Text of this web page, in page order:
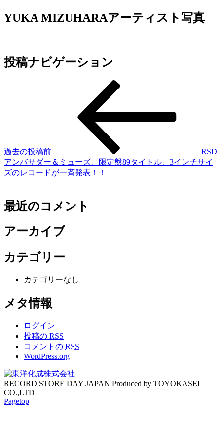
YUKA MIZUHARAアーティスト写真
投稿ナビゲーション
過去の投稿前
RSD
アンバサダー＆ミューズ、限定盤89タイトル、3インチサイ
ズのレコードが一斉発表！！
最近のコメント
アーカイブ
カテゴリー
カテゴリーなし
メタ情報
ログイン
投稿の RSS
コメントの RSS
WordPress.org
RECORD STORE DAY JAPAN Produced by TOYOKASEI
CO.,LTD
Pagetop